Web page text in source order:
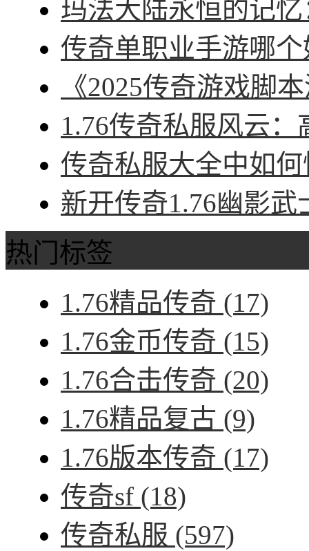
玛法大陆永恒的记
传奇单职业手游哪
《2025传奇游戏脚
1.76传奇私服风云
传奇私服大全中如
新开传奇1.76幽影
热门标签
1.76精品传奇 (17)
1.76金币传奇 (15)
1.76合击传奇 (20)
1.76精品复古 (9)
1.76版本传奇 (17)
传奇sf (18)
传奇私服 (597)